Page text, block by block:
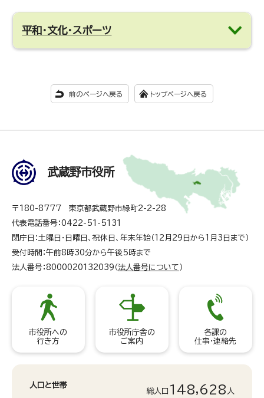
平和・文化・スポーツ
前のページへ戻る トップページへ戻る
武蔵野市役所
〒180-8777 東京都武蔵野市緑町2-2-28
代表電話番号：0422-51-5131
閉庁日：土曜日・日曜日、祝休日、年末年始（12月29日から1月3日まで）
受付時間：午前8時30分から午後5時まで
法人番号：8000020132039（法人番号について ）
市役所への
行き方
市役所庁舎の
ご案内
各課の
仕事・連絡先
人口と世帯
総人口 148,628 人